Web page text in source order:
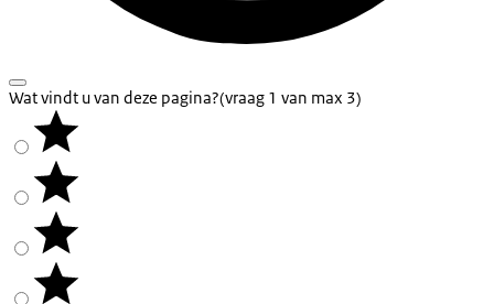
Wat vindt u van deze pagina?(vraag 1 van max 3)